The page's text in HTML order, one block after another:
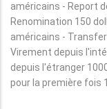
américains - Report
Renomination 150
américains -
Virement depuis
depuis l'étranger
pour la première fois